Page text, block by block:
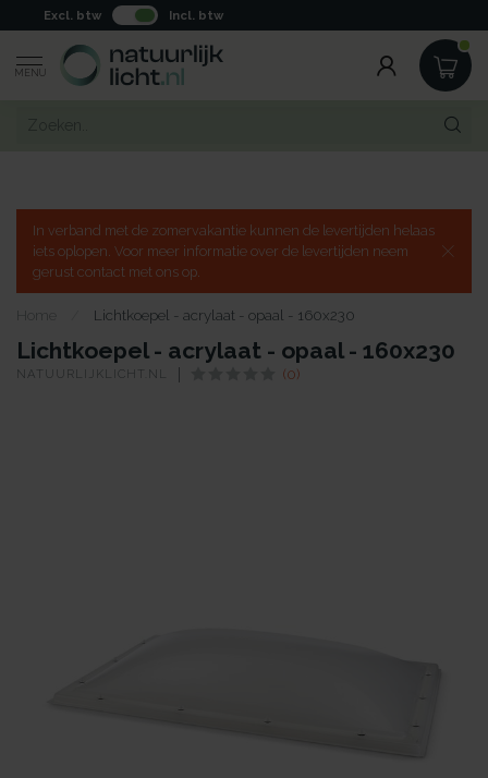
Excl. btw Incl. btw
MENU
In verband met de zomervakantie kunnen de levertijden helaas
iets oplopen. Voor meer informatie over de levertijden neem
gerust contact met ons op.
Home Lichtkoepel - acrylaat - opaal - 160x230
Lichtkoepel - acrylaat - opaal - 160x230
NATUURLIJKLICHT.NL (0)